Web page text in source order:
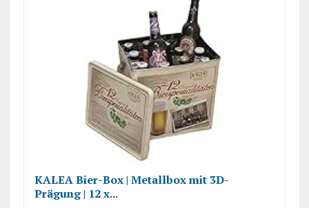
KALEA Bier-Box | Metallbox mit 3D-
Prägung | 12 x...